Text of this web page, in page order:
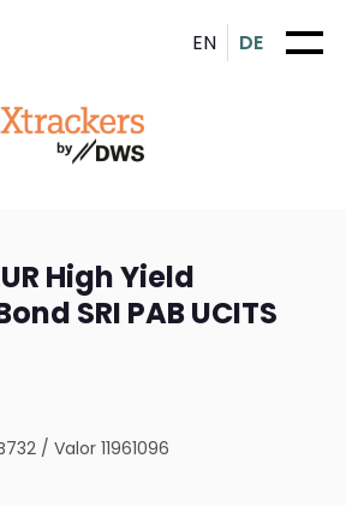
EN DE
High Yield
SRI PAB UCITS
/Valor 11961096